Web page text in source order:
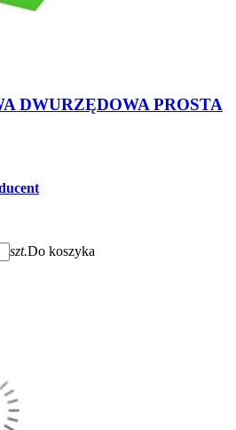
DWURZĘDOWA PROSTA
szt.Do koszyka